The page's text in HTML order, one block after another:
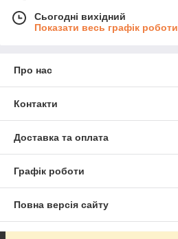
Сьогодні вихідний
Показати весь графік роботи
Про нас
Контакти
Доставка та оплата
Графік роботи
Повна версія сайту